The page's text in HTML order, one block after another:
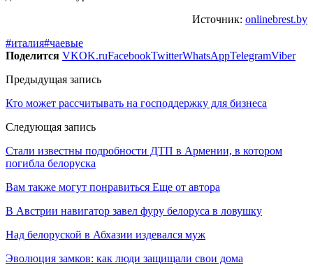
Источник: onlinebrest.by
#италия#чаевые
Поделится VKOK.ruFacebookTwitterWhatsAppTelegramViber
Предыдущая запись
Кто может рассчитывать на господдержку для бизнеса
Следующая запись
Стали известны подробности ДТП в Армении, в котором
погибла белоруска
Вам также могут понравиться Еще от автора
В Австрии навигатор завел фуру белоруса в ловушку
Над белоруской в Абхазии издевался муж
Эволюция замков: как люди защищали свои дома